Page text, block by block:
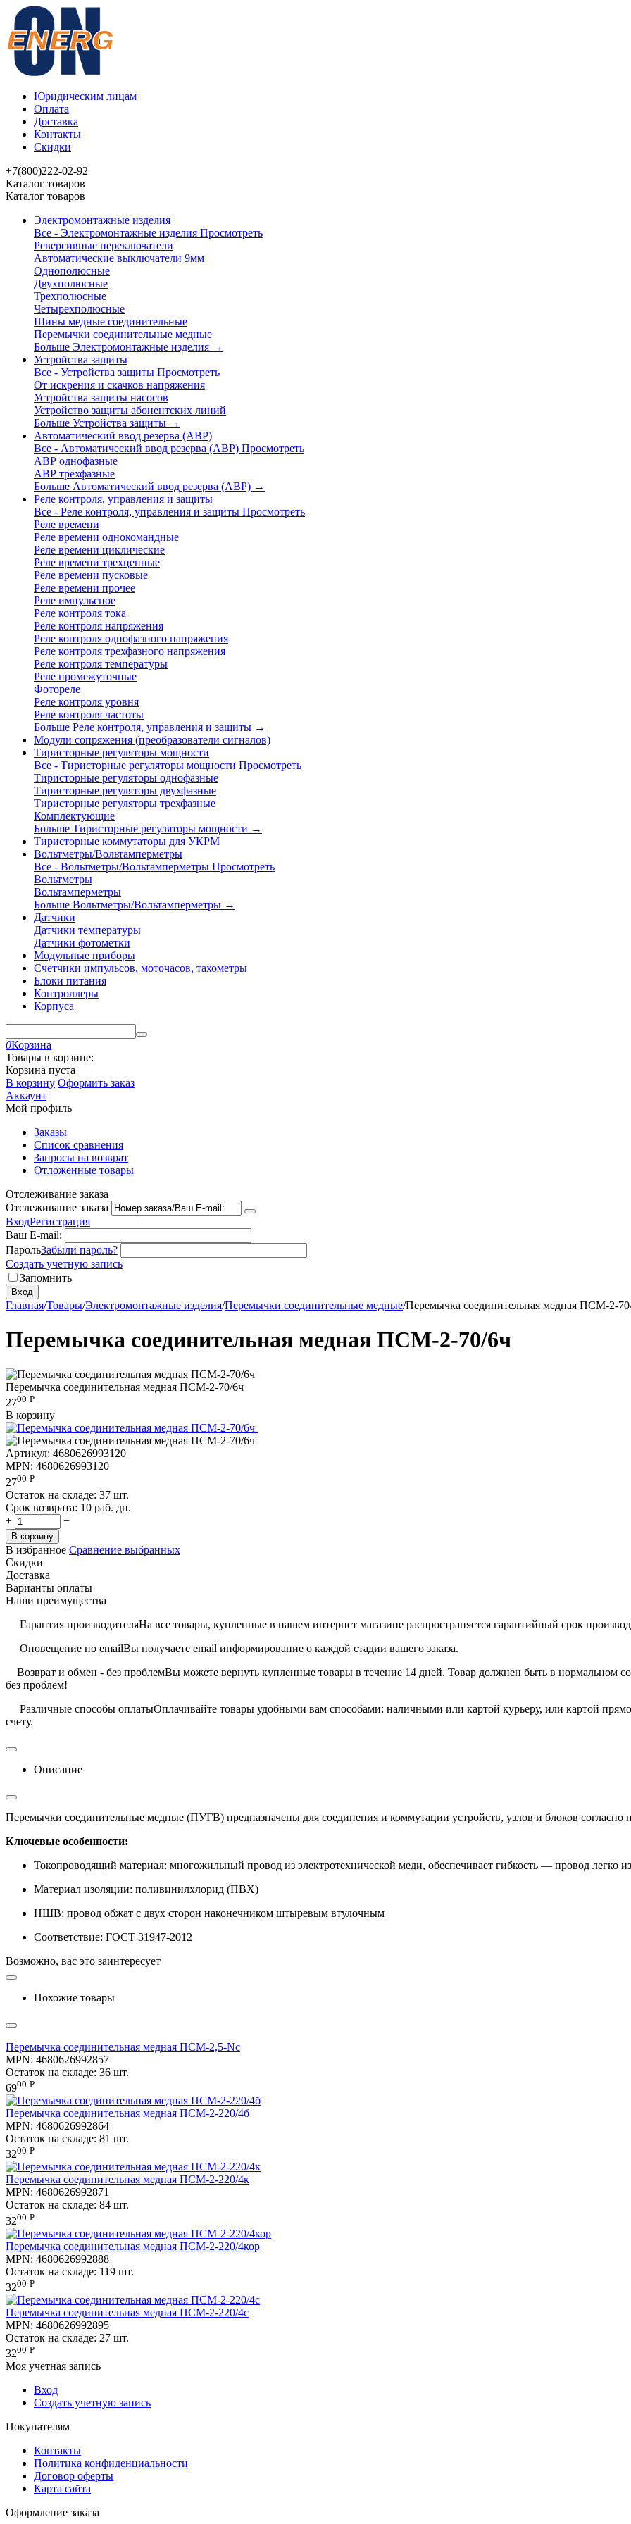
Юридическим лицам
Оплата
Доставка
Контакты
Скидки
+7(800)222-02-92
Каталог товаров
Каталог товаров
Электромонтажные изделия
Все - Электромонтажные изделия Просмотреть
Реверсивные переключатели
Автоматические выключатели 9мм
Однополюсные
Двухполюсные
Трехполюсные
Четырехполюсные
Шины медные соединительные
Перемычки соединительные медные
Больше Электромонтажные изделия →
Устройства защиты
Все - Устройства защиты Просмотреть
От искрения и скачков напряжения
Устройства защиты насосов
Устройство защиты абонентских линий
Больше Устройства защиты →
Автоматический ввод резерва (АВР)
Все - Автоматический ввод резерва (АВР) Просмотреть
АВР однофазные
АВР трехфазные
Больше Автоматический ввод резерва (АВР) →
Реле контроля, управления и защиты
Все - Реле контроля, управления и защиты Просмотреть
Реле времени
Реле времени однокомандные
Реле времени циклические
Реле времени трехцепные
Реле времени пусковые
Реле времени прочее
Реле импульсное
Реле контроля тока
Реле контроля напряжения
Реле контроля однофазного напряжения
Реле контроля трехфазного напряжения
Реле контроля температуры
Реле промежуточные
Фотореле
Реле контроля уровня
Реле контроля частоты
Больше Реле контроля, управления и защиты →
Модули сопряжения (преобразователи сигналов)
Тиристорные регуляторы мощности
Все - Тиристорные регуляторы мощности Просмотреть
Тиристорные регуляторы однофазные
Тиристорные регуляторы двухфазные
Тиристорные регуляторы трехфазные
Комплектующие
Больше Тиристорные регуляторы мощности →
Тиристорные коммутаторы для УКРМ
Вольтметры/Вольтамперметры
Все - Вольтметры/Вольтамперметры Просмотреть
Вольтметры
Вольтамперметры
Больше Вольтметры/Вольтамперметры →
Датчики
Датчики температуры
Датчики фотометки
Модульные приборы
Счетчики импульсов, моточасов, тахометры
Блоки питания
Контроллеры
Корпуса
0Корзина
Товары в корзине:
Корзина пуста
В корзину Оформить заказ
Аккаунт
Мой профиль
Заказы
Список сравнения
Запросы на возврат
Отложенные товары
Отслеживание заказа
Отслеживание заказа
ВходРегистрация
Ваш E-mail:
ПарольЗабыли пароль?
Создать учетную запись
Запомнить
Вход
Главная/Товары/Электромонтажные изделия/Перемычки соединительные медные/Перемычка соединительная медная ПСМ-2-
Перемычка соединительная медная ПСМ-2-70/6ч
Перемычка соединительная медная ПСМ-2-70/6ч
2700 Р
В корзину
Артикул: 4680626993120
MPN: 4680626993120
2700 Р
Остаток на складе: 37 шт.
Срок возврата: 10 раб. дн.
+
−
В корзину
В избранное Сравнение выбранных
Скидки
Доставка
Варианты оплаты
Наши преимущества
Гарантия производителяНа все товары, купленные в нашем интернет магазине распространяется гарантийный срок
Оповещение по emailВы получаете email информирование о каждой стадии вашего заказа.
Возврат и обмен - без проблемВы можете вернуть купленные товары в течение 14 дней. Товар должнен быть в нормальном
без проблем!
Различные способы оплатыОплачивайте товары удобными вам способами: наличными или картой курьеру, или картой
счету.
Описание
Перемычки соединительные медные (ПУГВ) предназначены для соединения и коммутации устройств, узлов и блоков
Ключевые особенности:
Токопроводящий материал: многожильный провод из электротехнической меди, обеспечивает гибкость — провод легко
Материал изоляции: поливинилхлорид (ПВХ)
НШВ: провод обжат с двух сторон наконечником штыревым втулочным
Соответствие: ГОСТ 31947-2012
Возможно, вас это заинтересует
Похожие товары
Перемычка соединительная медная ПСМ-2,5-Nc
MPN: 4680626992857
Остаток на складе: 36 шт.
6900 Р
Перемычка соединительная медная ПСМ-2-220/4б
MPN: 4680626992864
Остаток на складе: 81 шт.
3200 Р
Перемычка соединительная медная ПСМ-2-220/4к
MPN: 4680626992871
Остаток на складе: 84 шт.
3200 Р
Перемычка соединительная медная ПСМ-2-220/4кор
MPN: 4680626992888
Остаток на складе: 119 шт.
3200 Р
Перемычка соединительная медная ПСМ-2-220/4с
MPN: 4680626992895
Остаток на складе: 27 шт.
3200 Р
Моя учетная запись
Вход
Создать учетную запись
Покупателям
Контакты
Политика конфиденциальности
Договор оферты
Карта сайта
Оформление заказа